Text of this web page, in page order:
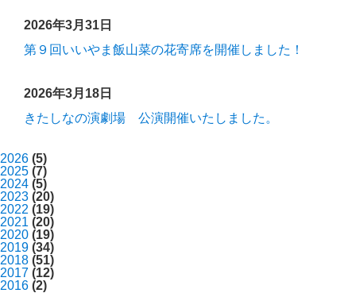
2026年3月31日
第９回いいやま飯山菜の花寄席を開催しました！
2026年3月18日
きたしなの演劇場 公演開催いたしました。
2026 (5)
2025 (7)
2024 (5)
2023 (20)
2022 (19)
2021 (20)
2020 (19)
2019 (34)
2018 (51)
2017 (12)
2016 (2)